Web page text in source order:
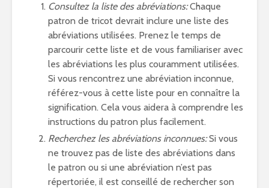
Consultez la liste des abréviations:Chaque
patron de tricot devrait inclure une liste des
abréviations utilisées. Prenez le temps de
parcourir cette liste et de vous familiariser avec
les abréviations les plus couramment utilisées.
Si vous rencontrez une abréviation inconnue,
référez-vous à cette liste pour en connaître la
signification. Cela vous aidera à comprendre les
instructions du patron plus facilement.
Recherchez les abréviations inconnues:Si vous
ne trouvez pas de liste des abréviations dans
le patron ou si une abréviation n’est pas
répertoriée, il est conseillé de rechercher son